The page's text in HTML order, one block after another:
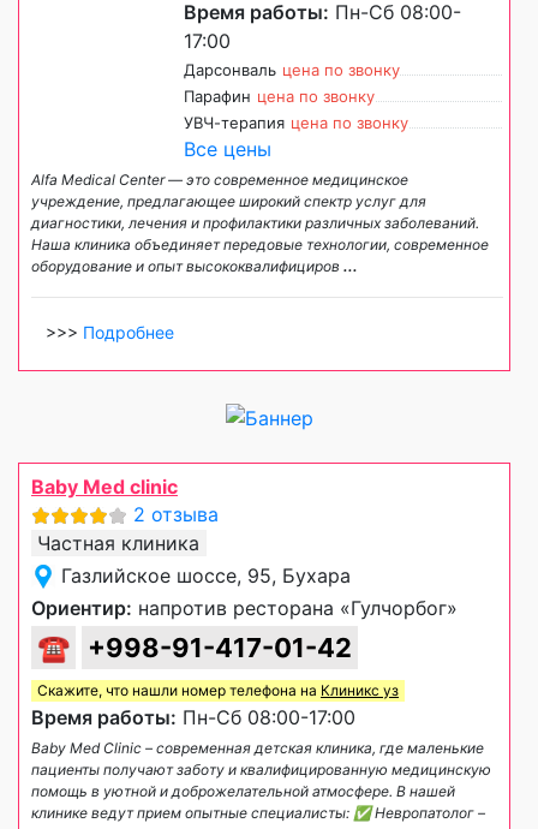
Время работы: Пн-Сб 08:00-
17:00
Дарсонваль цена по звонку
Парафин цена по звонку
УВЧ-терапия цена по звонку
Все цены
Alfa Medical Center — это современное медицинское
учреждение, предлагающее широкий спектр услуг для
диагностики, лечения и профилактики различных заболеваний.
Наша клиника объединяет передовые технологии, современное
оборудование и опыт высококвалифициров ...
>>> Подробнее
Baby Med clinic
2 отзыва
Частная клиника
Газлийское шоссе, 95, Бухара
Ориентир: напротив ресторана «Гулчорбог»
☎ +998-91-417-01-42
Скажите, что нашли номер телефона на Клиникс уз
Время работы: Пн-Сб 08:00-17:00
Baby Med Clinic – современная детская клиника, где маленькие
пациенты получают заботу и квалифицированную медицинскую
помощь в уютной и доброжелательной атмосфере. В нашей
клинике ведут прием опытные специалисты: ✅ Невропатолог –